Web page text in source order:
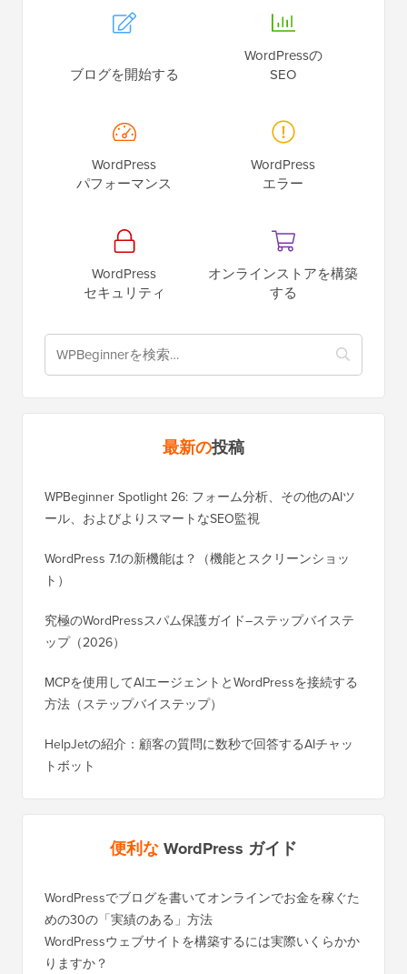
ブログを開始する
WordPressの
SEO
WordPress
パフォーマンス
WordPress
エラー
WordPress
セキュリティ
オンラインストアを構築
する
最新の投稿
WPBeginner Spotlight 26: フォーム分析、その他のAIツ
ール、およびよりスマートなSEO監視
WordPress 7.1の新機能は？（機能とスクリーンショッ
ト）
究極のWordPressスパム保護ガイド–ステップバイステ
ップ（2026）
MCPを使用してAIエージェントとWordPressを接続する
方法（ステップバイステップ）
HelpJetの紹介：顧客の質問に数秒で回答するAIチャッ
トボット
便利なWordPress ガイド
WordPressでブログを書いてオンラインでお金を稼ぐた
めの30の「実績のある」方法
WordPressウェブサイトを構築するには実際いくらかか
りますか？